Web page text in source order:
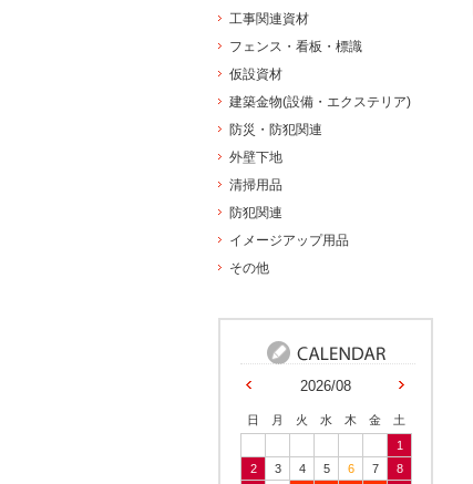
工事関連資材
フェンス・看板・標識
仮設資材
建築金物(設備・エクステリア)
防災・防犯関連
外壁下地
清掃用品
防犯関連
イメージアップ用品
その他
2026/08
日 月 火 水 木 金
土
1
2
3 4 5 6 7
8